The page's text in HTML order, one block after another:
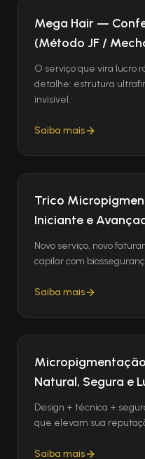
Mega Hair —
(Método JF /
O serviço que vira lucro
detalhe: estrutura
invisível.
Saiba mais
Trico
Iniciante e
Novo serviço, novo
capilar com
Saiba mais
Natural, Segura e
Design + técnica +
que elevam sua
Saiba mais